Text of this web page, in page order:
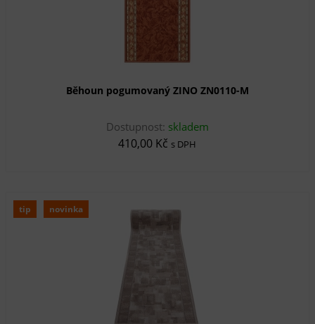
Běhoun pogumovaný ZINO ZN0110-M
Dostupnost: skladem
410,00 Kč s DPH
tip novinka